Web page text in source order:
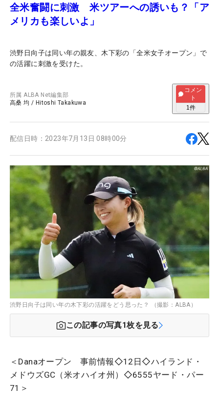
全米奮闘に刺激 米ツアーへの誘いも？「ア
メリカも楽しいよ」
渋野日向子は同い年の親友、木下彩の「全米女子オープン」で
の活躍に刺激を受けた。
所属ALBA Net編集部
高桑 均 / Hitoshi Takakuwa
コメン
ト
1件
配信日時： 2023年7月13日 08時00分
渋野日向子は同い年の木下彩の活躍をどう思った？ （撮影：ALBA）
この記事の写真1枚を見る
＜Danaオープン 事前情報◇12日◇ハイランド・
メドウズGC（米オハイオ州）◇6555ヤード・パー
71＞